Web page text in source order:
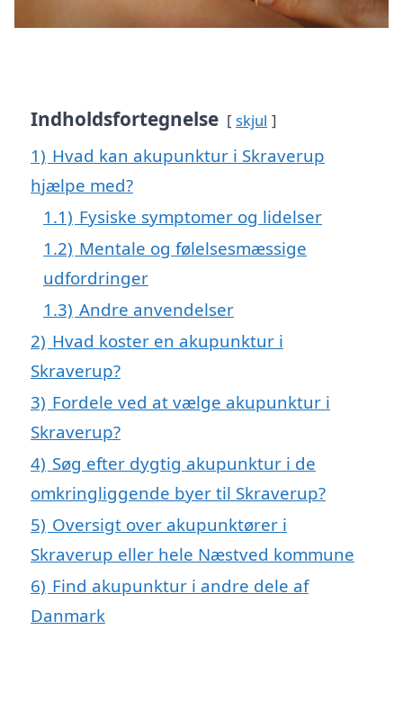
Indholdsfortegnelse skjul
1) Hvad kan akupunktur i Skraverup
hjælpe med?
1.1) Fysiske symptomer og lidelser
1.2) Mentale og følelsesmæssige
udfordringer
1.3) Andre anvendelser
2) Hvad koster en akupunktur i
Skraverup?
3) Fordele ved at vælge akupunktur i
Skraverup?
4) Søg efter dygtig akupunktur i de
omkringliggende byer til Skraverup?
5) Oversigt over akupunktører i
Skraverup eller hele Næstved kommune
6) Find akupunktur i andre dele af
Danmark